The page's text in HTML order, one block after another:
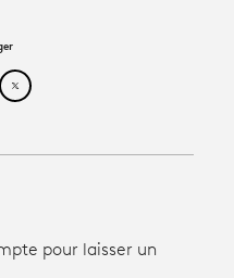
cet article sur
Partager cet article sur
pour laisser un